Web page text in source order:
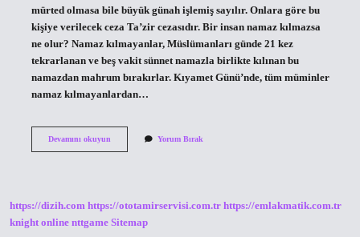
mürted olmasa bile büyük günah işlemiş sayılır. Onlara göre bu
kişiye verilecek ceza Ta’zir cezasıdır. Bir insan namaz kılmazsa
ne olur? Namaz kılmayanlar, Müslümanları günde 21 kez
tekrarlanan ve beş vakit sünnet namazla birlikte kılınan bu
namazdan mahrum bırakırlar. Kıyamet Günü’nde, tüm müminler
namaz kılmayanlardan…
Devamını okuyunNamaz
Yorum Bırak
https://dizih.com https://ototamirservisi.com.tr https://emlakmatik.com.tr
knight online nttgame Sitemap